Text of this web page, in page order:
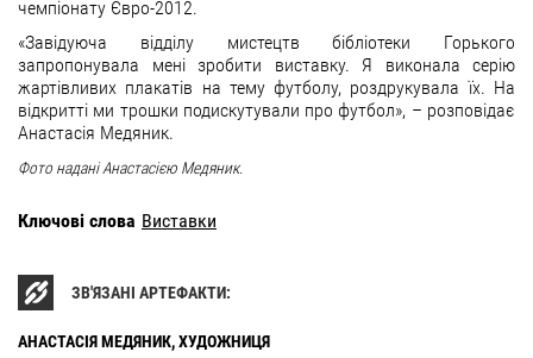
чемпіонату Євро-2012.
«Завідуюча відділу мистецтв бібліотеки Горького
запропонувала мені зробити виставку. Я виконала серію
жартівливих плакатів на тему футболу, роздрукувала їх. На
відкритті ми трошки подискутували про футбол», – розповідає
Анастасія Медяник.
Фото надані Анастасією Медяник.
Ключові слова Виставки
ЗВ'ЯЗАНІ АРТЕФАКТИ:
АНАСТАСІЯ МЕДЯНИК, ХУДОЖНИЦЯ